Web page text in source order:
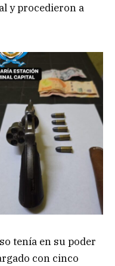
y procedieron a
tenía en su poder
con cinco